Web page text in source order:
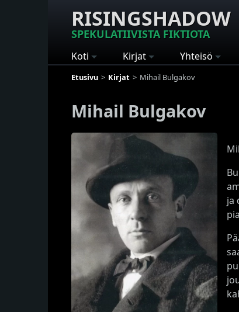
RISINGSHADOW
SPEKULATIIVISTA FIKTIOTA
Koti Kirjat Yhteisö
Etusivu Kirjat Mihail Bulgakov
Mihail Bulgakov
ja